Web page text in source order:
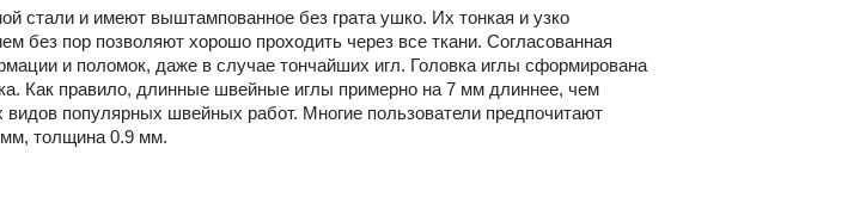
стали и имеют выштампованное без грата ушко. Их тонкая и узко
без пор позволяют хорошо проходить через все ткани. Согласованная
и поломок, даже в случае тончайших игл. Головка иглы сформирована
Как правило, длинные швейные иглы примерно на 7 мм длиннее, чем
популярных швейных работ. Многие пользователи предпочитают
толщина 0.9 мм.